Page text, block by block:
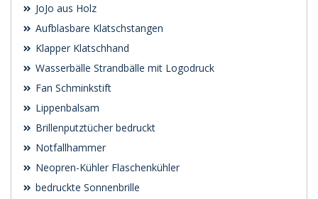
JoJo aus Holz
Aufblasbare Klatschstangen
Klapper Klatschhand
Wasserbälle Strandbälle mit Logodruck
Fan Schminkstift
Lippenbalsam
Brillenputztücher bedruckt
Notfallhammer
Neopren-Kühler Flaschenkühler
bedruckte Sonnenbrille